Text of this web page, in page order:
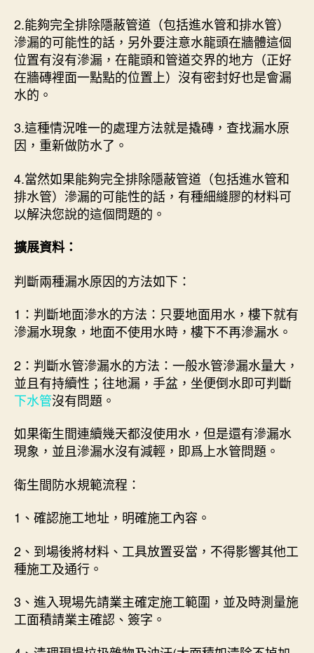
2.能夠完全排除隱蔽管道（包括進水管和排水管）
滲漏的可能性的話，另外要注意水龍頭在牆體這個
位置有沒有滲漏，在龍頭和管道交界的地方（正好
在牆磚裡面一點點的位置上）沒有密封好也是會漏
水的。
3.這種情況唯一的處理方法就是撬磚，查找漏水原
因，重新做防水了。
4.當然如果能夠完全排除隱蔽管道（包括進水管和
排水管）滲漏的可能性的話，有種細縫膠的材料可
以解決您說的這個問題的。
擴展資料：
判斷兩種漏水原因的方法如下：
1：判斷地面滲水的方法：只要地面用水，樓下就有
滲漏水現象，地面不使用水時，樓下不再滲漏水。
2：判斷水管滲漏水的方法：一般水管滲漏水量大，
並且有持續性；往地漏，手盆，坐便倒水即可判斷
下水管沒有問題。
如果衛生間連續幾天都沒使用水，但是還有滲漏水
現象，並且滲漏水沒有減輕，即爲上水管問題。
衛生間防水規範流程：
1、確認施工地址，明確施工內容。
2、到場後將材料、工具放置妥當，不得影響其他工
種施工及通行。
3、進入現場先請業主確定施工範圍，並及時測量施
工面積請業主確認、簽字。